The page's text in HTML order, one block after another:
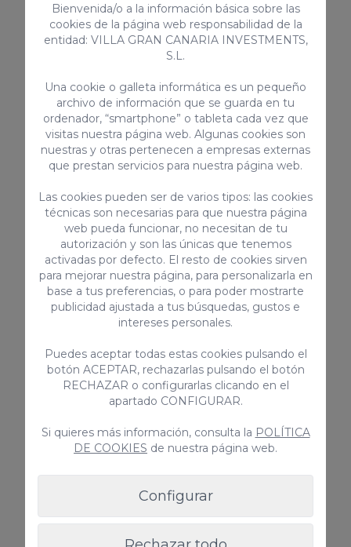
Discotecas de Gran
Canaria al sur de la isla
Al sur del litoral, y principalmente en la
zona en donde se encuentranlas playas
más bonitasde esta parte de la isla.
Encontrarás un gran ambiente durante las
24 horas del día, para que borres la palabra
aburrimiento de tu mente.
Además, es muy fácil localizar las grandes
A medida que vayas paseando por los
Bienvenida/o a la información básica sobre las
cookies de la página web responsabilidad de la
entidad: VILLA GRAN CANARIA INVESTMENTS,
S.L.
Una cookie o galleta informática es un pequeño
archivo de información que se guarda en tu
ordenador, “smartphone” o tableta cada vez que
visitas nuestra página web. Algunas cookies son
nuestras y otras pertenecen a empresas externas
que prestan servicios para nuestra página web.
Las cookies pueden ser de varios tipos: las cookies
técnicas son necesarias para que nuestra página
web pueda funcionar, no necesitan de tu
autorización y son las únicas que tenemos
activadas por defecto. El resto de cookies sirven
para mejorar nuestra página, para personalizarla en
base a tus preferencias, o para poder mostrarte
publicidad ajustada a tus búsquedas, gustos e
intereses personales.
Puedes aceptar todas estas cookies pulsando el
botón ACEPTAR, rechazarlas pulsando el botón
RECHAZAR o configurarlas clicando en el
apartado CONFIGURAR.
Si quieres más información, consulta la POLÍTICA
DE COOKIES de nuestra página web.
Configurar